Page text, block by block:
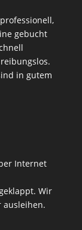
gebucht
in gutem
Internet
Wir